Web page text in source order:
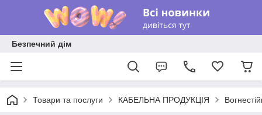
Безпечний дім
Товари та послуги КАБЕЛЬНА ПРОДУКЦІЯ